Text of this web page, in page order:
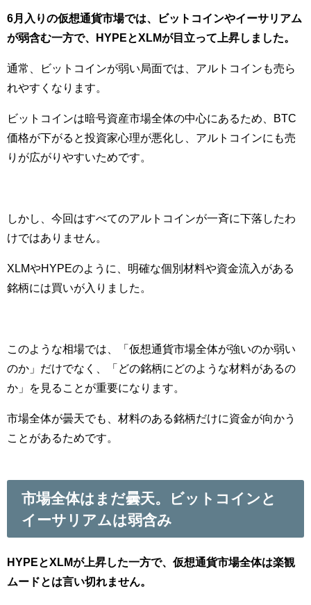
6月入りの仮想通貨市場では、ビットコインやイーサリアム
が弱含む一方で、HYPEとXLMが目立って上昇しました。
通常、ビットコインが弱い局面では、アルトコインも売ら
れやすくなります。
ビットコインは暗号資産市場全体の中心にあるため、BTC
価格が下がると投資家心理が悪化し、アルトコインにも売
りが広がりやすいためです。
しかし、今回はすべてのアルトコインが一斉に下落したわ
けではありません。
XLMやHYPEのように、明確な個別材料や資金流入がある
銘柄には買いが入りました。
このような相場では、「仮想通貨市場全体が強いのか弱い
のか」だけでなく、「どの銘柄にどのような材料があるの
か」を見ることが重要になります。
市場全体が曇天でも、材料のある銘柄だけに資金が向かう
ことがあるためです。
市場全体はまだ曇天。ビットコインと
イーサリアムは弱含み
HYPEとXLMが上昇した一方で、仮想通貨市場全体は楽観
ムードとは言い切れません。